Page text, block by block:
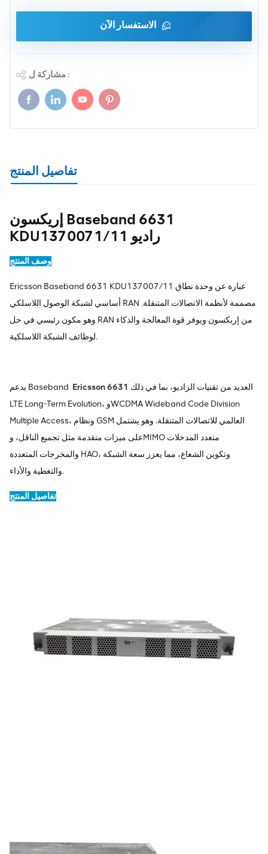
الاستفسار الآن
مشاركة ل :
تفاصيل المنتج
إريكسون Baseband 6631
وصف المنتج
Ericsson Baseband 6631 KDU137007/11 عبارة عن وحدة نطاق
أساسي لشبكة الوصول اللاسلكي RAN مصممة لأنظمة الاتصالات المتنقلة.
وهو مكون رئيسي في حل RAN من إريكسون ويوفر قوة المعالجة والذكاء
لوظائف الشبكة اللاسلكية.
يدعم Baseband Ericsson6631
LTE Long-Term Evolution، وWCDMA Wideband Code Division
Multiple Access، ونظام GSM العالمي للاتصالات المتنقلة. وهو يشتمل
على ميزات متقدمة مثل تجميع الناقل، وMIMO متعدد المدخلات
والمخرجات المتعددة HAO، وتكوين الشعاع، مما يعزز سعة الشبكة
والتغطية والأداء.
تفاصيل المنتج